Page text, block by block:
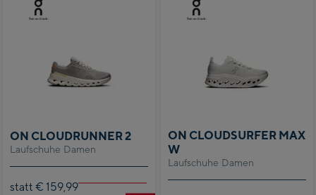
Laufschuhe Damen
ON CLOUDRUNNER 2
statt € 159,99
Laufschuhe Damen
ON CLOUDSURFER MAX
W